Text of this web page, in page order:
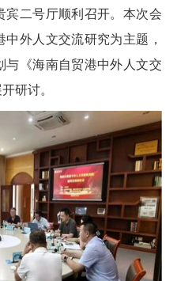
宾二号厅顺利召开。本次会
外人文交流研究为主题，
与《海南自贸港中外人文交
研讨。